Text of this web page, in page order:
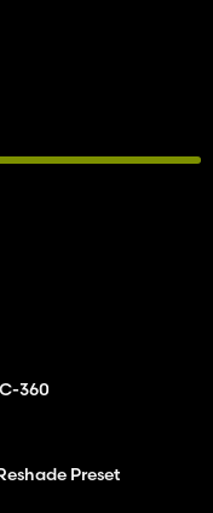
360
Preset